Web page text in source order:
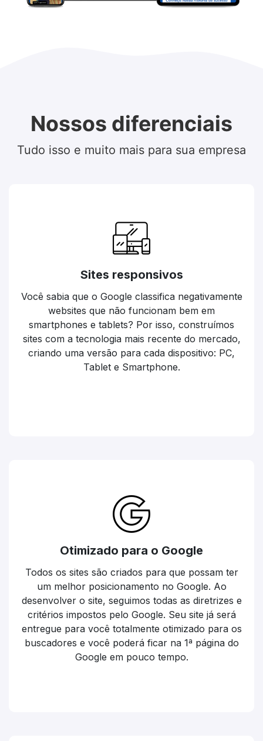
Nossos diferenciais
Tudo isso e muito mais para sua empresa
Sites responsivos
Você sabia que o Google classifica negativamente
websites que não funcionam bem em
smartphones e tablets? Por isso, construímos
sites com a tecnologia mais recente do mercado,
criando uma versão para cada dispositivo: PC,
Tablet e Smartphone.
Otimizado para o Google
Todos os sites são criados para que possam ter
um melhor posicionamento no Google. Ao
desenvolver o site, seguimos todas as diretrizes e
critérios impostos pelo Google. Seu site já será
entregue para você totalmente otimizado para os
buscadores e você poderá ficar na 1ª página do
Google em pouco tempo.